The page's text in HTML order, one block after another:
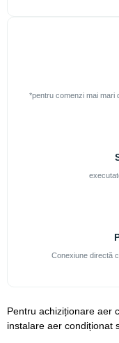
*pentru comenzi mai mari
Conexiune directă
Pentru achiziționare aer
instalare aer condiționat